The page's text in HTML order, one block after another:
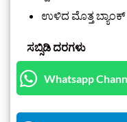
ಉಳಿದ ಮೊತ್ತ
ಸಬ್ಸಿಡಿ ದರಗಳು
Whatsapp